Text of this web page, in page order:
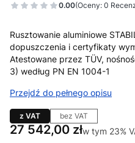
0.00(Oceny: 0
Rusztowanie aluminiowe
dopuszczenia i certyfikaty
Atestowane przez TÜV,
3) według PN EN 1004-1
Przejdź do pełnego opisu
z VAT bez VAT
Cena
27 542,00 złw tym 23%
w tym 23%